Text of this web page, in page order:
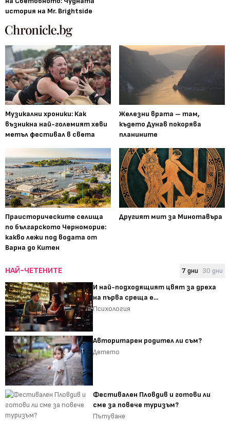
история на Mr. Brightside
Музикални хроники: Как
възникна най-големият хеви
метъл фестивал в света
Железни врата – там,
където Дунав покорява
планините
Праисторическите селища
по българското Черноморие:
какво лежи под водата от
Варна до Китен
Другият мит за Минотавъра
НАЙ-ЧЕТЕНИТЕ 7 дни 30 дни
И най-подходящият цвят за дреха
на първа среща е...
Психология
Авторитарен родител ли съм?
Детето
Фестивален Пловдив и готови ли
сме за повече туризъм?
Пътуване